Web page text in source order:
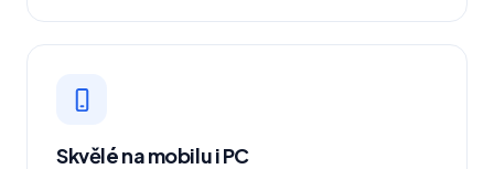
Skvělé na mobilu i PC